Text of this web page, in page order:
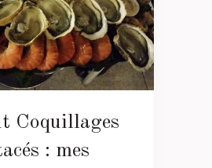
Coquillages
: mes